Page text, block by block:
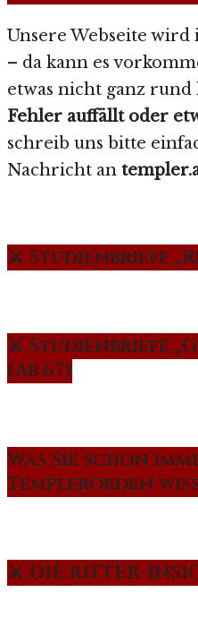
Unsere Webseite
– da kann es
etwas nicht ganz rund
Fehler auffällt oder
schreib uns bitte
Nachricht an
⚔️ Studienbriefe
⚔️ Studienbriefe
(Ab 67)
Was Sie schon
Templerorden
⚔️ DIE RITTER-